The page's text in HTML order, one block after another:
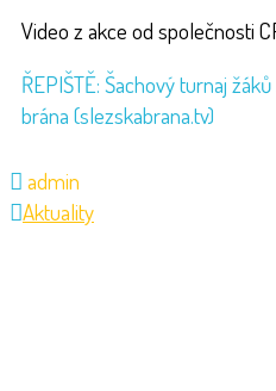
Video z akce od společnosti
ŘEPIŠTĚ: Šachový turnaj
brána (slezskabrana.tv)
admin
Aktuality